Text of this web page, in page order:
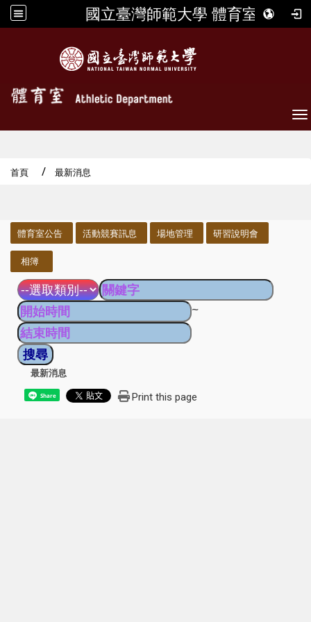
國立臺灣師範大學 體育室
首頁 最新消息
體育室公告 活動競賽訊息 場地管理 研習說明會
相簿
~
最新消息
Share Print this page